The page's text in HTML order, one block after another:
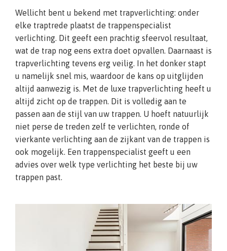
Wellicht bent u bekend met trapverlichting: onder
elke traptrede plaatst de trappenspecialist
verlichting. Dit geeft een prachtig sfeervol resultaat,
wat de trap nog eens extra doet opvallen. Daarnaast is
trapverlichting tevens erg veilig. In het donker stapt
u namelijk snel mis, waardoor de kans op uitglijden
altijd aanwezig is. Met de luxe trapverlichting heeft u
altijd zicht op de trappen. Dit is volledig aan te
passen aan de stijl van uw trappen. U hoeft natuurlijk
niet perse de treden zelf te verlichten, ronde of
vierkante verlichting aan de zijkant van de trappen is
ook mogelijk. Een trappenspecialist geeft u een
advies over welk type verlichting het beste bij uw
trappen past.